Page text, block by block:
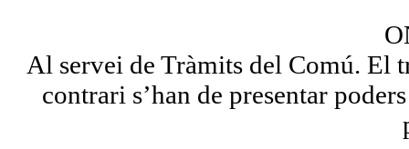
Al servei de Tràmits del Comú. El
contrari s’han de presentar